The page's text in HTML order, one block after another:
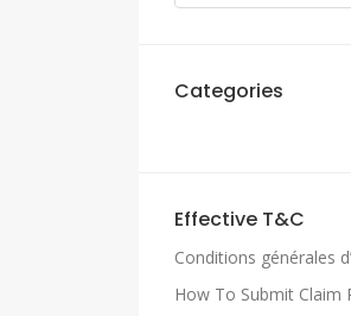
Categories
Effective T&C
Conditions générales
How To Submit Claim